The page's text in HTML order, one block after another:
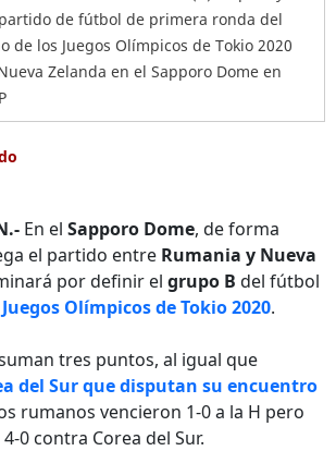
de fútbol de primera ronda del
de los Juegos Olímpicos de Tokio 2020
Zelanda en el Sapporo Dome en
En el Sapporo Dome, de forma
el partido entre Rumania y Nueva
por definir el grupo B del fútbol
Juegos Olímpicos de Tokio 2020.
tres puntos, al igual que
del Sur que disputan su encuentro
rumanos vencieron 1-0 a la H pero
0 contra Corea del Sur.